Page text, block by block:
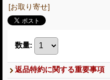
[お取り寄せ]
数量:
返品特約に関する重要事項